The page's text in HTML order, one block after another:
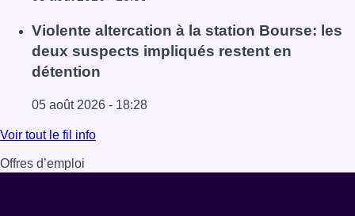
Lire l'article Sécheresse : attention aux chutes de
Violente altercation à la station Bourse: les
deux suspects impliqués restent en
détention
05 août 2026 - 18:28
Lire l'article Violente altercation à la station Bourse: les
Voir tout le fil info
Offres d’emploi